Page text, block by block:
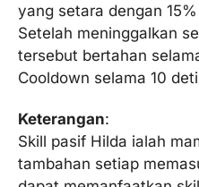
yang setara dengan
Setelah meninggalkan
tersebut bertahan
Cooldown selama 10
Keterangan:
Skill pasif Hilda ialah
tambahan setiap